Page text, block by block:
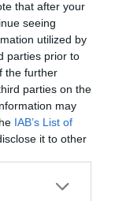
that after your
seeing
utilized by
parties prior to
the further
parties on the
may
IAB’s List of
it to other
more Google
καλή
στο Παγκόσμιο